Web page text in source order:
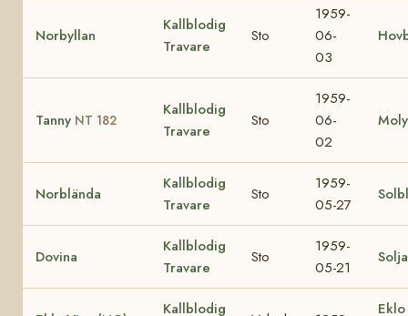
Norbyllan
Kallblodig
Travare
Sto
1959-
06-
03
Tanny NT 182
Kallblodig
Travare
Sto
1959-
06-
02
Norblända
Kallblodig
Travare
Sto
1959-
05-27
Dovina
Kallblodig
Travare
Sto
1959-
05-21
Kallblodig